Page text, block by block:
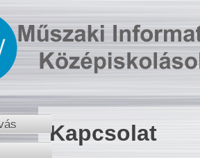
Kapcsolat